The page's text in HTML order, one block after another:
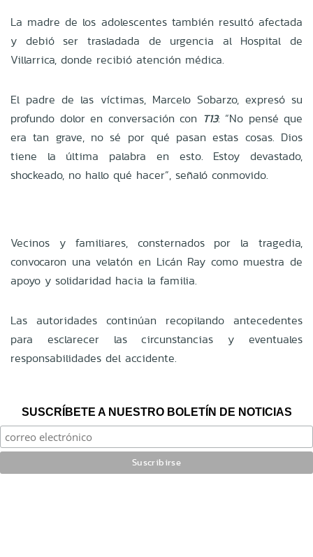
La madre de los adolescentes también resultó afectada
y debió ser trasladada de urgencia al Hospital de
Villarrica, donde recibió atención médica.
El padre de las víctimas, Marcelo Sobarzo, expresó su
profundo dolor en conversación con T13: “No pensé que
era tan grave, no sé por qué pasan estas cosas. Dios
tiene la última palabra en esto. Estoy devastado,
shockeado, no hallo qué hacer”, señaló conmovido.
Vecinos y familiares, consternados por la tragedia,
convocaron una velatón en Licán Ray como muestra de
apoyo y solidaridad hacia la familia.
Las autoridades continúan recopilando antecedentes
para esclarecer las circunstancias y eventuales
responsabilidades del accidente.
SUSCRÍBETE A NUESTRO BOLETÍN DE NOTICIAS